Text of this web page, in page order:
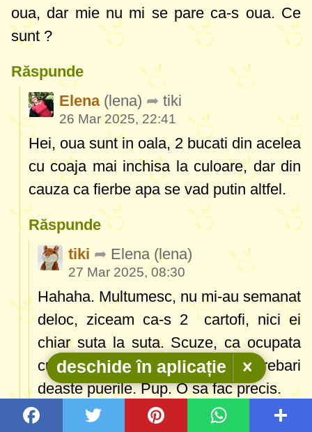
oua, dar mie nu mi se pare ca-s oua. Ce
sunt ?
Răspunde
Elena (lena) tiki
26 Mar 2025, 22:41
Hei, oua sunt in oala, 2 bucati din acelea
cu coaja mai inchisa la culoare, dar din
cauza ca fierbe apa se vad putin altfel.
Răspunde
tiki
Elena(lena)
27 Mar 2025, 08:30
Hahaha. Multumesc, nu mi-au semanat
deloc, ziceam ca-s 2 cartofi, nici ei
chiar suta la suta. Scuze, ca ocupata
cum esti, te deranjez cu intrebari
deaste puerile. Pup. O sa fac precis.
Răspunde
deschide în aplicație